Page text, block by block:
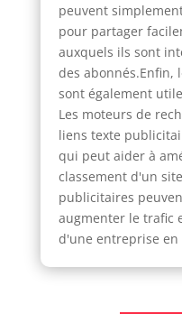
peuvent
pour partager
auxquels ils sont
des abonnés.Enfin,
sont également
Les moteurs de
liens texte
qui peut aider à
classement d'un
publicitaires
augmenter le trafic
d'une entreprise en